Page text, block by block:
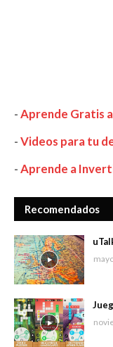
-Aprende Gratis
-Videos para tu
-Aprende a
Recomendados